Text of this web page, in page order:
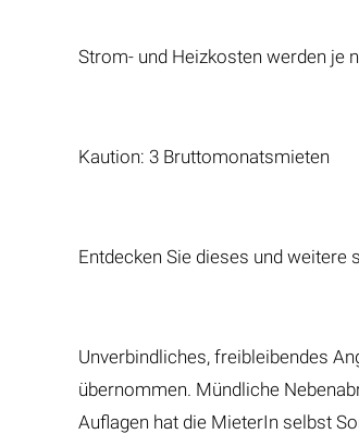
Strom- und Heizkosten werden je
Kaution: 3 Bruttomonatsmieten
Entdecken Sie dieses und
Unverbindliches, freibleibendes
übernommen. Mündliche
Auflagen hat die MieterIn selbst